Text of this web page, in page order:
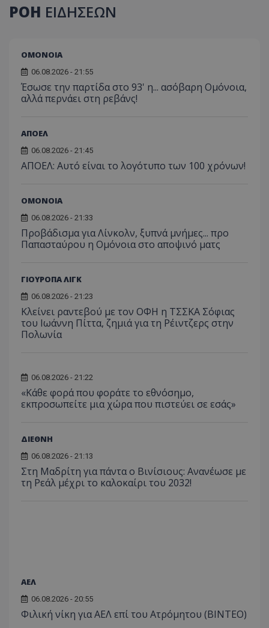
ΡΟΗ ΕΙΔΗΣΕΩΝ
ΟΜΟΝΟΙΑ
06.08.2026 - 21:55
Έσωσε την παρτίδα στο 93' η... ασόβαρη Ομόνοια,
αλλά περνάει στη ρεβάνς!
ΑΠΟΕΛ
06.08.2026 - 21:45
ΑΠΟΕΛ: Αυτό είναι το λογότυπο των 100 χρόνων!
ΟΜΟΝΟΙΑ
06.08.2026 - 21:33
Προβάδισμα για Λίνκολν, ξυπνά μνήμες... προ
Παπασταύρου η Ομόνοια στο αποψινό ματς
ΓΙΟΥΡΟΠΑ ΛΙΓΚ
06.08.2026 - 21:23
Κλείνει ραντεβού με τον ΟΦΗ η ΤΣΣΚΑ Σόφιας
του Ιωάννη Πίττα, ζημιά για τη Ρέιντζερς στην
Πολωνία
06.08.2026 - 21:22
«Κάθε φορά που φοράτε το εθνόσημο,
εκπροσωπείτε μια χώρα που πιστεύει σε εσάς»
ΔΙΕΘΝΗ
06.08.2026 - 21:13
Στη Μαδρίτη για πάντα ο Βινίσιους: Ανανέωσε με
τη Ρεάλ μέχρι το καλοκαίρι του 2032!
ΑΕΛ
06.08.2026 - 20:55
Φιλική νίκη για ΑΕΛ επί του Ατρόμητου (BINTEO)